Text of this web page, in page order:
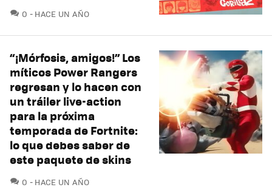
0 COMENTARIOS
HACE UN AÑO
“¡Mórfosis, amigos!” Los
míticos Power Rangers
regresan y lo hacen con
un tráiler live-action
para la próxima
temporada de Fortnite:
lo que debes saber de
este paquete de skins
0 COMENTARIOS
HACE UN AÑO